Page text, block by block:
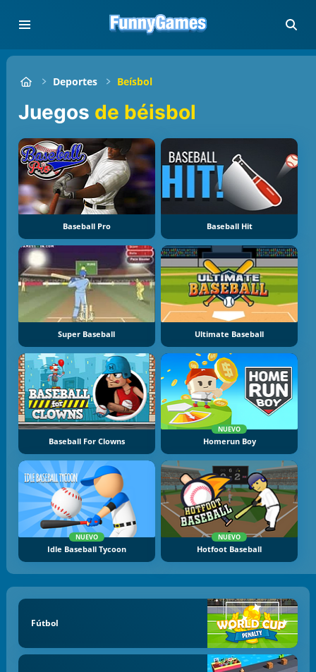
Deportes Beísbol
Juegos de béisbol
Baseball Pro Baseball Hit
Super Baseball Ultimate Baseball
Baseball For Clowns
NUEVO
Homerun Boy
NUEVO
Idle Baseball Tycoon
NUEVO
Hotfoot Baseball
Fútbol